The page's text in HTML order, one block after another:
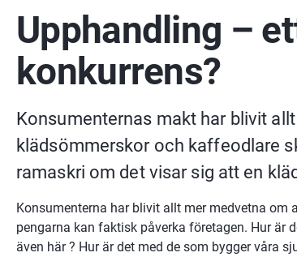
Upphandling –
konkurrens?
Konsumenternas makt har blivit
klädsömmerskor och kaffeodlare
ramaskri om det visar sig att en
Konsumenterna har blivit allt mer medvetna om
pengarna kan faktisk påverka företagen. Hur är
även här ? Hur är det med de som bygger våra